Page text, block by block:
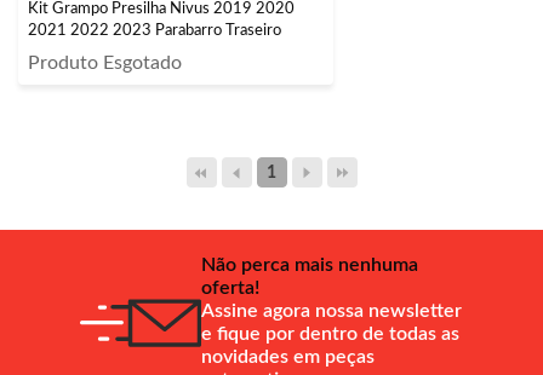
Kit Grampo Presilha Nivus 2019 2020
2021 2022 2023 Parabarro Traseiro
Produto Esgotado
1
Não perca mais nenhuma
oferta!
Assine agora nossa newsletter
e fique por dentro de todas as
novidades em peças